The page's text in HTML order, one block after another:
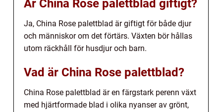
Är China Rose palettblad giftigt?
Ja, China Rose palettblad är giftigt för både djur
och människor om det förtärs. Växten bör hållas
utom räckhåll för husdjur och barn.
Vad är China Rose palettblad?
China Rose palettblad är en färgstark perenn växt
med hjärtformade blad i olika nyanser av grönt,